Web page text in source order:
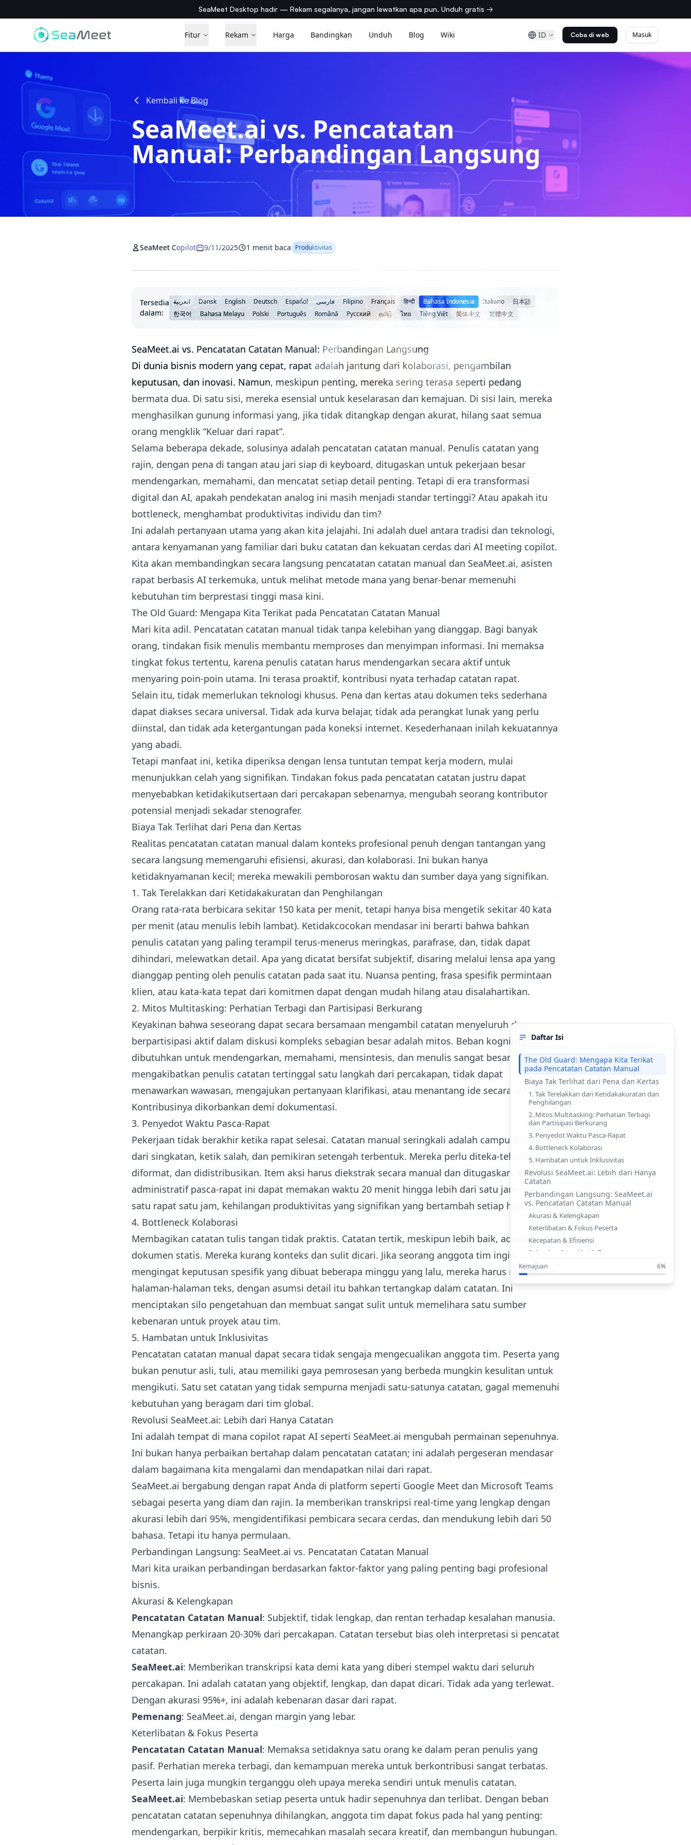
SeaMeet Desktop hadir — Rekam segalanya, jangan lewatkan apa pun. Unduh gratis →
Fitur Rekam Harga Bandingkan Unduh Blog Wiki ID Coba di web Masuk
Kembali ke Blog
SeaMeet.ai vs. Pencatatan
Manual: Perbandingan Langsung
SeaMeet Copilot 9/11/2025 1 menit baca Produktivitas
Tersedia
dalam:
العربية Dansk English Deutsch Español فارسی Filipino Français हिन्दी Bahasa Indonesia Italiano
日本語
한국어
Bahasa Melayu Polski Português Română Русский தமிழ் ไทย Tiếng Việt 简体中文 繁體中文
Daftar Isi
The Old Guard: Mengapa Kita Terikat
pada Pencatatan Catatan Manual
Biaya Tak Terlihat dari Pena dan Kertas
1. Tak Terelakkan dari Ketidakakuratan dan
Penghilangan
2. Mitos Multitasking: Perhatian Terbagi
dan Partisipasi Berkurang
3. Penyedot Waktu Pasca-Rapat
4. Bottleneck Kolaborasi
5. Hambatan untuk Inklusivitas
Revolusi SeaMeet.ai: Lebih dari Hanya
Catatan
Perbandingan Langsung: SeaMeet.ai
vs. Pencatatan Catatan Manual
Akurasi & Kelengkapan
Keterlibatan & Fokus Peserta
Kecepatan & Efisiensi
Pelacakan Item Aksi & Tugas
Ringkasan & Berbagi Pengetahuan
Aksesibilitas & Keterikatan
Kemajuan 6%
SeaMeet.ai vs. Pencatatan Catatan Manual: Perbandingan Langsung
Di dunia bisnis modern yang cepat, rapat adalah jantung dari kolaborasi, pengambilan
keputusan, dan inovasi. Namun, meskipun penting, mereka sering terasa seperti pedang
bermata dua. Di satu sisi, mereka esensial untuk keselarasan dan kemajuan. Di sisi lain, mereka
menghasilkan gunung informasi yang, jika tidak ditangkap dengan akurat, hilang saat semua
orang mengklik “Keluar dari rapat”.
Selama beberapa dekade, solusinya adalah pencatatan catatan manual. Penulis catatan yang
rajin, dengan pena di tangan atau jari siap di keyboard, ditugaskan untuk pekerjaan besar
mendengarkan, memahami, dan mencatat setiap detail penting. Tetapi di era transformasi
digital dan AI, apakah pendekatan analog ini masih menjadi standar tertinggi? Atau apakah itu
bottleneck, menghambat produktivitas individu dan tim?
Ini adalah pertanyaan utama yang akan kita jelajahi. Ini adalah duel antara tradisi dan teknologi,
antara kenyamanan yang familiar dari buku catatan dan kekuatan cerdas dari AI meeting copilot.
Kita akan membandingkan secara langsung pencatatan catatan manual dan SeaMeet.ai, asisten
rapat berbasis AI terkemuka, untuk melihat metode mana yang benar-benar memenuhi
kebutuhan tim berprestasi tinggi masa kini.
The Old Guard: Mengapa Kita Terikat pada Pencatatan Catatan Manual
Mari kita adil. Pencatatan catatan manual tidak tanpa kelebihan yang dianggap. Bagi banyak
orang, tindakan fisik menulis membantu memproses dan menyimpan informasi. Ini memaksa
tingkat fokus tertentu, karena penulis catatan harus mendengarkan secara aktif untuk
menyaring poin-poin utama. Ini terasa proaktif, kontribusi nyata terhadap catatan rapat.
Selain itu, tidak memerlukan teknologi khusus. Pena dan kertas atau dokumen teks sederhana
dapat diakses secara universal. Tidak ada kurva belajar, tidak ada perangkat lunak yang perlu
diinstal, dan tidak ada ketergantungan pada koneksi internet. Kesederhanaan inilah kekuatannya
yang abadi.
Tetapi manfaat ini, ketika diperiksa dengan lensa tuntutan tempat kerja modern, mulai
menunjukkan celah yang signifikan. Tindakan fokus pada pencatatan catatan justru dapat
menyebabkan ketidakikutsertaan dari percakapan sebenarnya, mengubah seorang kontributor
potensial menjadi sekadar stenografer.
Biaya Tak Terlihat dari Pena dan Kertas
Realitas pencatatan catatan manual dalam konteks profesional penuh dengan tantangan yang
secara langsung memengaruhi efisiensi, akurasi, dan kolaborasi. Ini bukan hanya
ketidaknyamanan kecil; mereka mewakili pemborosan waktu dan sumber daya yang signifikan.
1. Tak Terelakkan dari Ketidakakuratan dan Penghilangan
Orang rata-rata berbicara sekitar 150 kata per menit, tetapi hanya bisa mengetik sekitar 40 kata
per menit (atau menulis lebih lambat). Ketidakcocokan mendasar ini berarti bahwa bahkan
penulis catatan yang paling terampil terus-menerus meringkas, parafrase, dan, tidak dapat
dihindari, melewatkan detail. Apa yang dicatat bersifat subjektif, disaring melalui lensa apa yang
dianggap penting oleh penulis catatan pada saat itu. Nuansa penting, frasa spesifik permintaan
klien, atau kata-kata tepat dari komitmen dapat dengan mudah hilang atau disalahartikan.
2. Mitos Multitasking: Perhatian Terbagi dan Partisipasi Berkurang
Keyakinan bahwa seseorang dapat secara bersamaan mengambil catatan menyeluruh dan
berpartisipasi aktif dalam diskusi kompleks sebagian besar adalah mitos. Beban kognitif yang
dibutuhkan untuk mendengarkan, memahami, mensintesis, dan menulis sangat besar. Ini sering
mengakibatkan penulis catatan tertinggal satu langkah dari percakapan, tidak dapat
menawarkan wawasan, mengajukan pertanyaan klarifikasi, atau menantang ide secara real-time.
Kontribusinya dikorbankan demi dokumentasi.
3. Penyedot Waktu Pasca-Rapat
Pekerjaan tidak berakhir ketika rapat selesai. Catatan manual seringkali adalah campuran kacau
dari singkatan, ketik salah, dan pemikiran setengah terbentuk. Mereka perlu diteka-teki, diatur,
diformat, dan didistribusikan. Item aksi harus diekstrak secara manual dan ditugaskan. Beban
administratif pasca-rapat ini dapat memakan waktu 20 menit hingga lebih dari satu jam untuk
satu rapat satu jam, kehilangan produktivitas yang signifikan yang bertambah setiap hari.
4. Bottleneck Kolaborasi
Membagikan catatan tulis tangan tidak praktis. Catatan tertik, meskipun lebih baik, adalah
dokumen statis. Mereka kurang konteks dan sulit dicari. Jika seorang anggota tim ingin
mengingat keputusan spesifik yang dibuat beberapa minggu yang lalu, mereka harus menyaring
halaman-halaman teks, dengan asumsi detail itu bahkan tertangkap dalam catatan. Ini
menciptakan silo pengetahuan dan membuat sangat sulit untuk memelihara satu sumber
kebenaran untuk proyek atau tim.
5. Hambatan untuk Inklusivitas
Pencatatan catatan manual dapat secara tidak sengaja mengecualikan anggota tim. Peserta yang
bukan penutur asli, tuli, atau memiliki gaya pemrosesan yang berbeda mungkin kesulitan untuk
mengikuti. Satu set catatan yang tidak sempurna menjadi satu-satunya catatan, gagal memenuhi
kebutuhan yang beragam dari tim global.
Revolusi SeaMeet.ai: Lebih dari Hanya Catatan
Ini adalah tempat di mana copilot rapat AI seperti SeaMeet.ai mengubah permainan sepenuhnya.
Ini bukan hanya perbaikan bertahap dalam pencatatan catatan; ini adalah pergeseran mendasar
dalam bagaimana kita mengalami dan mendapatkan nilai dari rapat.
SeaMeet.ai bergabung dengan rapat Anda di platform seperti Google Meet dan Microsoft Teams
sebagai peserta yang diam dan rajin. Ia memberikan transkripsi real-time yang lengkap dengan
akurasi lebih dari 95%, mengidentifikasi pembicara secara cerdas, dan mendukung lebih dari 50
bahasa. Tetapi itu hanya permulaan.
Perbandingan Langsung: SeaMeet.ai vs. Pencatatan Catatan Manual
Mari kita uraikan perbandingan berdasarkan faktor-faktor yang paling penting bagi profesional
bisnis.
Akurasi & Kelengkapan
Pencatatan Catatan Manual: Subjektif, tidak lengkap, dan rentan terhadap kesalahan manusia.
Menangkap perkiraan 20-30% dari percakapan. Catatan tersebut bias oleh interpretasi si pencatat
catatan.
SeaMeet.ai: Memberikan transkripsi kata demi kata yang diberi stempel waktu dari seluruh
percakapan. Ini adalah catatan yang objektif, lengkap, dan dapat dicari. Tidak ada yang terlewat.
Dengan akurasi 95%+, ini adalah kebenaran dasar dari rapat.
Pemenang: SeaMeet.ai, dengan margin yang lebar.
Keterlibatan & Fokus Peserta
Pencatatan Catatan Manual: Memaksa setidaknya satu orang ke dalam peran penulis yang
pasif. Perhatian mereka terbagi, dan kemampuan mereka untuk berkontribusi sangat terbatas.
Peserta lain juga mungkin terganggu oleh upaya mereka sendiri untuk menulis catatan.
SeaMeet.ai: Membebaskan setiap peserta untuk hadir sepenuhnya dan terlibat. Dengan beban
pencatatan catatan sepenuhnya dihilangkan, anggota tim dapat fokus pada hal yang penting:
mendengarkan, berpikir kritis, memecahkan masalah secara kreatif, dan membangun hubungan.